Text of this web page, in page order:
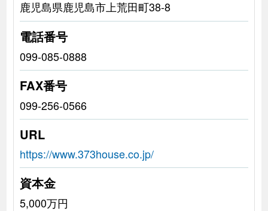
鹿児島県鹿児島市上荒田町38-8
電話番号
099-085-0888
FAX番号
099-256-0566
URL
https://www.373house.co.jp/
資本金
5,000万円